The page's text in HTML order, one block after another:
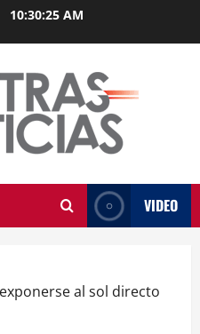
10:30:25 AM
VIDEO
al sol directo